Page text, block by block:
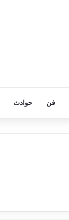
فن حوادث